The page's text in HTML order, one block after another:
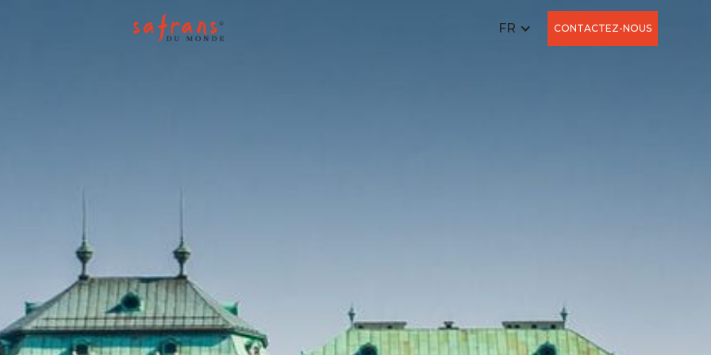
FR CONTACTEZ-NOUS